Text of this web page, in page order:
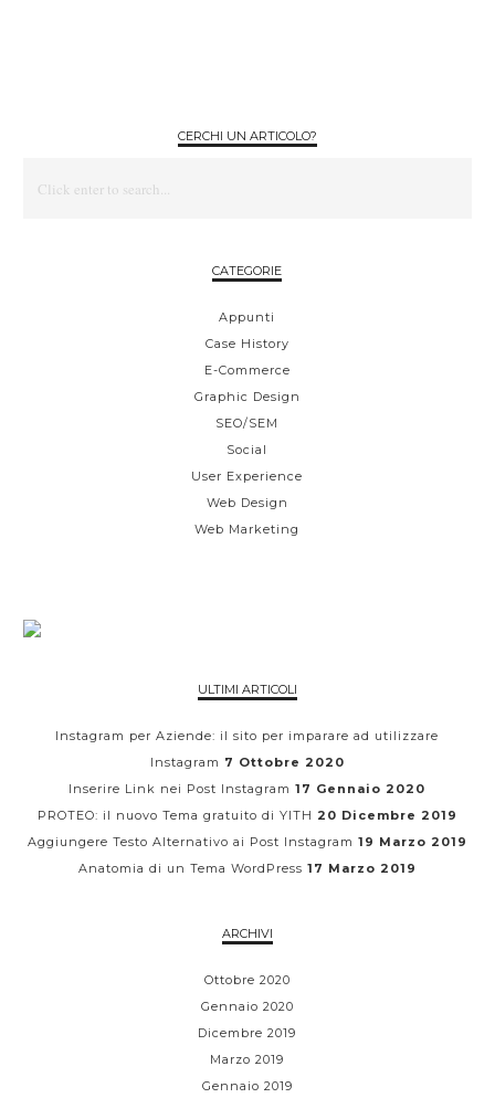
CERCHI UN ARTICOLO?
CATEGORIE
Appunti
Case History
E-Commerce
Graphic Design
SEO/SEM
Social
User Experience
Web Design
Web Marketing
ULTIMI ARTICOLI
Instagram per Aziende: il sito per imparare ad utilizzare
Instagram 7 Ottobre 2020
Inserire Link nei Post Instagram 17 Gennaio 2020
PROTEO: il nuovo Tema gratuito di YITH 20 Dicembre 2019
Aggiungere Testo Alternativo ai Post Instagram 19 Marzo 2019
Anatomia di un Tema WordPress 17 Marzo 2019
ARCHIVI
Ottobre 2020
Gennaio 2020
Dicembre 2019
Marzo 2019
Gennaio 2019